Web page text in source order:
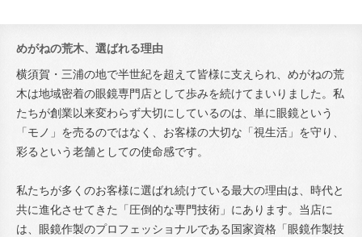
めがねの荒木、選ばれる理由
横須賀・三浦の地で半世紀を超えて皆様に支えられ、めがねの荒
木は地域密着の眼鏡専門店として歩みを続けてまいりました。私
たちが創業以来変わらず大切にしているのは、単に眼鏡という
「モノ」を売るのではなく、お客様の大切な「視生活」を守り、
彩るという老舗としての使命感です。
私たちが多くのお客様に選ばれ続けている最大の理由は、時代と
共に進化させてきた「圧倒的な専門技術」にあります。当店に
は、眼鏡作製のプロフェッショナルである国家資格「眼鏡作製技